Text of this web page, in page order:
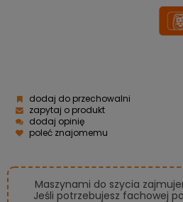
dodaj do przechowalni
zapytaj o produkt
dodaj opinię
poleć znajomemu
Maszynami do szycia
Jeśli potrzebujesz fachowej